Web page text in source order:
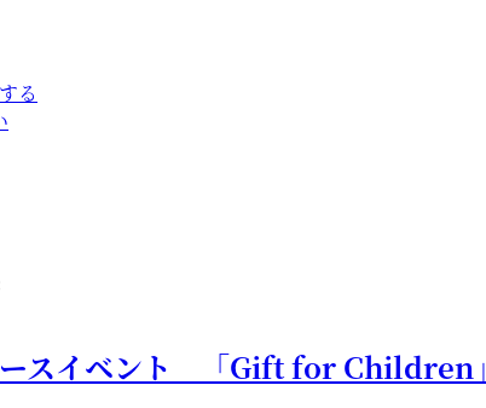
る
スイベント 「Gift for Children」